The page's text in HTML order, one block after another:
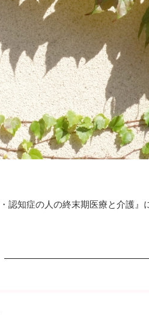
認知症の人の終末期医療と介護』